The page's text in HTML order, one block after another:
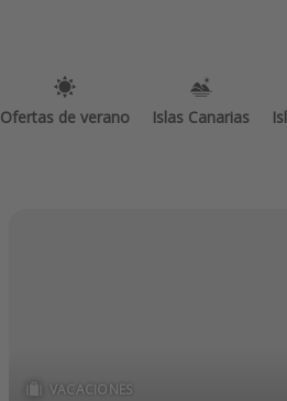
Ofertas de verano Islas Canarias
VACACIONES